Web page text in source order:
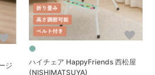
ジ
ハイチェア HappyFriends 西松屋
(NISHIMATSUYA)